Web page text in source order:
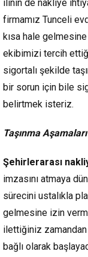
ilinin de nakliye
firmamız Tunceli
kısa hale
ekibimizi tercih
sigortalı şekilde
bir sorun için bile
belirtmek isteriz.
Taşınma Aşamaları
Şehirlerarası
imzasını atmaya
sürecini ustalıkla
gelmesine izin
ilettiğiniz zamandan
bağlı olarak